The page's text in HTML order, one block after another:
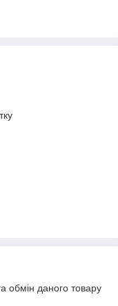
обмін даного товару